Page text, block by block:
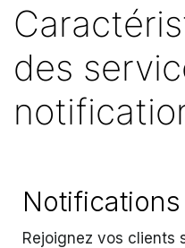
des
Rejoignez vos clients